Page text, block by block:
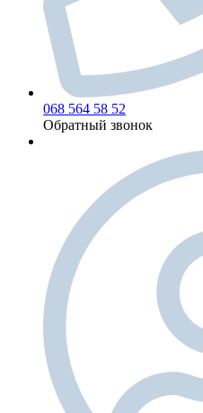
068 564 58 52
Обратный звонок